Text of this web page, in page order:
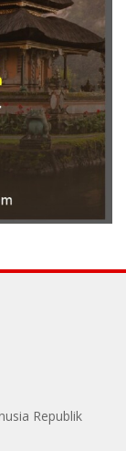
Republik